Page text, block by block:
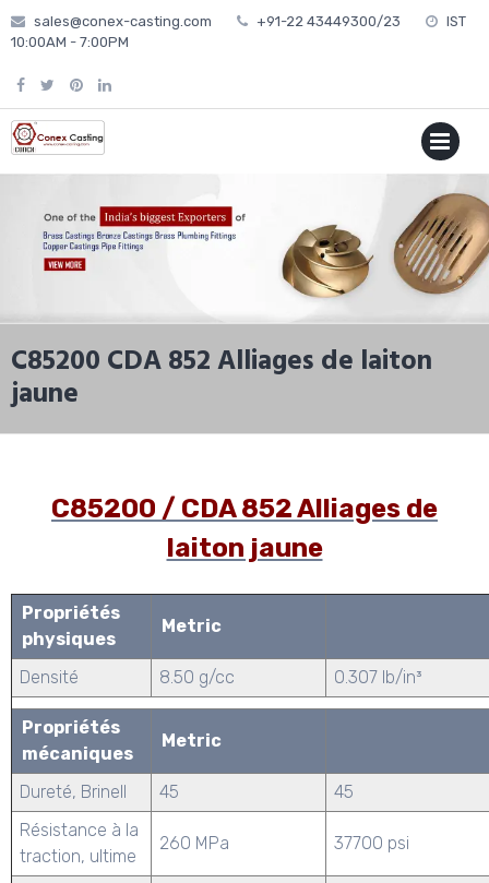
Skip
to
sales@conex-casting.com +91-22 43449300/23
IST
10:00AM - 7:00PM
MENU
C85200 CDA 852 Alliages de laiton
jaune
C85200 / CDA 852 Alliages de
laiton jaune
Propriétés
physiques
Metric
Densité 8.50 g/cc 0.307 lb/in³
Propriétés
mécaniques
Metric
Dureté, Brinell 45
45
Résistance à la
traction, ultime
260 MPa 37700 psi